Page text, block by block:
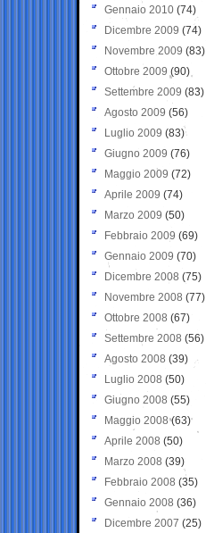
Gennaio 2010 (74)
Dicembre 2009 (74)
Novembre 2009 (83)
Ottobre 2009 (90)
Settembre 2009 (83)
Agosto 2009 (56)
Luglio 2009 (83)
Giugno 2009 (76)
Maggio 2009 (72)
Aprile 2009 (74)
Marzo 2009 (50)
Febbraio 2009 (69)
Gennaio 2009 (70)
Dicembre 2008 (75)
Novembre 2008 (77)
Ottobre 2008 (67)
Settembre 2008 (56)
Agosto 2008 (39)
Luglio 2008 (50)
Giugno 2008 (55)
Maggio 2008(63)
Aprile 2008 (50)
Marzo 2008 (39)
Febbraio 2008 (35)
Gennaio 2008 (36)
Dicembre 2007 (25)